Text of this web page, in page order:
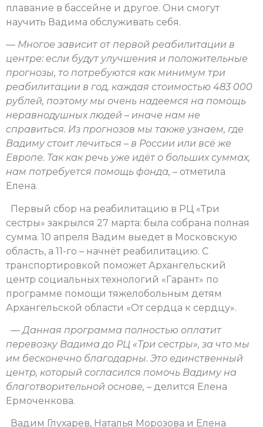
плавание в бассейне и другое. Они смогут
научить Вадима обслуживать себя.
— Многое зависит от первой реабилитации в
центре: если будут улучшения и положительные
прогнозы, то потребуются как минимум три
реабилитации в год, каждая стоимостью 483 000
рублей, поэтому мы очень надеемся на помощь
неравнодушных людей – иначе нам не
справиться. Из прогнозов мы также узнаем, где
Вадиму стоит лечиться – в России или всё же
Европе. Так как речь уже идёт о больших суммах,
нам потребуется помощь фонда, – отметила
Елена.
Первый сбор на реабилитацию в РЦ «Три
сестры» закрылся 27 марта: была собрана полная
сумма. 10 апреля Вадим выедет в Московскую
область, а 11-го – начнёт реабилитацию. С
транспортировкой поможет Архангельский
центр социальных технологий «Гарант» по
программе помощи тяжелобольным детям
Архангельской области «От сердца к сердцу».
—Данная программа полностью оплатит
перевозку Вадима до РЦ «Три сестры», за что мы
им бесконечно благодарны. Это единственный
центр, который согласился помочь Вадиму на
благотворительной основе, – делится Елена
Ермоченкова.
Вадим Глухарев, Наталья Морозова и Елена